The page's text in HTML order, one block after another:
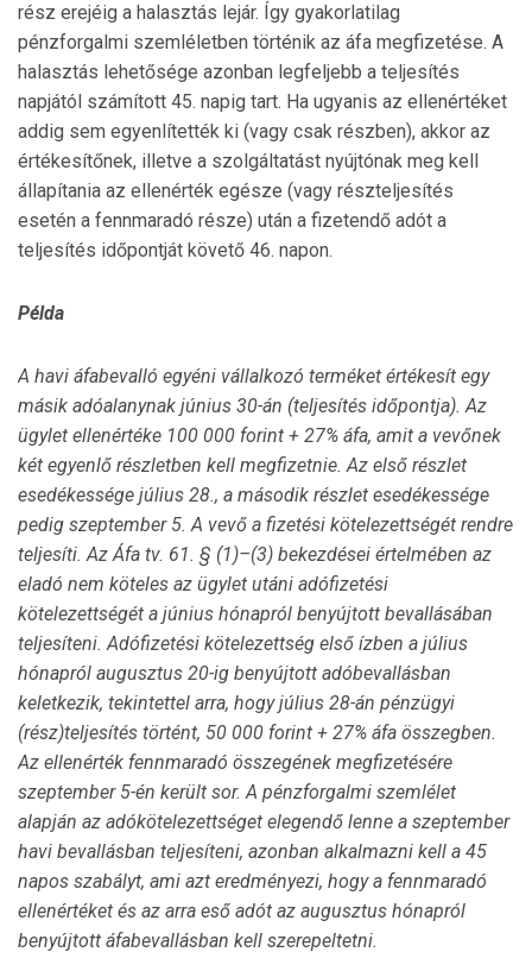
rész erejéig a halasztás lejár. Így gyakorlatilag
pénzforgalmi szemléletben történik az áfa megfizetése. A
halasztás lehetősége azonban legfeljebb a teljesítés
napjától számított 45. napig tart. Ha ugyanis az ellenértéket
addig sem egyenlítették ki (vagy csak részben), akkor az
értékesítőnek, illetve a szolgáltatást nyújtónak meg kell
állapítania az ellenérték egésze (vagy részteljesítés
esetén a fennmaradó része) után a fizetendő adót a
teljesítés időpontját követő 46. napon.
Példa
A havi áfabevalló egyéni vállalkozó terméket értékesít egy
másik adóalanynak június 30-án (teljesítés időpontja). Az
ügylet ellenértéke 100 000 forint + 27% áfa, amit a vevőnek
két egyenlő részletben kell megfizetnie. Az első részlet
esedékessége július 28., a második részlet esedékessége
pedig szeptember 5. A vevő a fizetési kötelezettségét rendre
teljesíti. Az Áfa tv. 61. § (1)–(3) bekezdései értelmében az
eladó nem köteles az ügylet utáni adófizetési
kötelezettségét a június hónapról benyújtott bevallásában
teljesíteni. Adófizetési kötelezettség első ízben a július
hónapról augusztus 20-ig benyújtott adóbevallásban
keletkezik, tekintettel arra, hogy július 28-án pénzügyi
(rész)teljesítés történt, 50 000 forint + 27% áfa összegben.
Az ellenérték fennmaradó összegének megfizetésére
szeptember 5-én került sor. A pénzforgalmi szemlélet
alapján az adókötelezettséget elegendő lenne a szeptember
havi bevallásban teljesíteni, azonban alkalmazni kell a 45
napos szabályt, ami azt eredményezi, hogy a fennmaradó
ellenértéket és az arra eső adót az augusztus hónapról
benyújtott áfabevallásban kell szerepeltetni.